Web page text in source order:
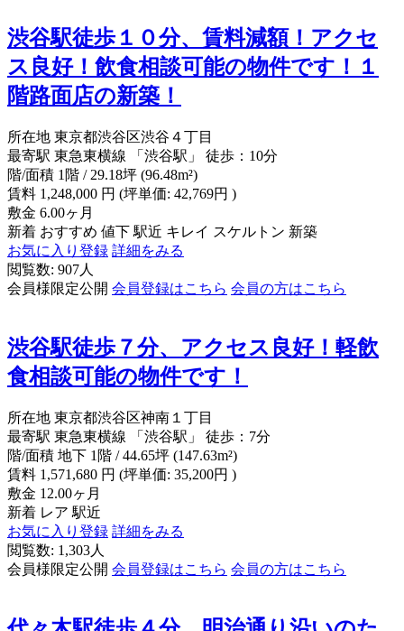
渋谷駅徒歩１０分、賃料減額！アクセ
ス良好！飲食相談可能の物件です！１
階路面店の新築！
所在地 東京都渋谷区渋谷４丁目
最寄駅 東急東横線 「渋谷駅」 徒歩：10分
階/面積 1階 / 29.18坪 (96.48m²)
賃料 1,248,000 円 (坪単価: 42,769円 )
敷金 6.00ヶ月
新着 おすすめ 値下 駅近 キレイ スケルトン 新築
お気に入り登録 詳細をみる
閲覧数: 907人
会員様限定公開 会員登録はこちら 会員の方はこちら
渋谷駅徒歩７分、アクセス良好！軽飲
食相談可能の物件です！
所在地 東京都渋谷区神南１丁目
最寄駅 東急東横線 「渋谷駅」 徒歩：7分
階/面積 地下 1階 / 44.65坪 (147.63m²)
賃料 1,571,680 円 (坪単価: 35,200円 )
敷金 12.00ヶ月
新着 レア 駅近
お気に入り登録 詳細をみる
閲覧数: 1,303人
会員様限定公開 会員登録はこちら 会員の方はこちら